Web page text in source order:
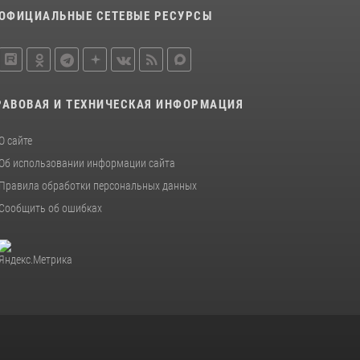
Росгвардеец спас тонущую женщину в
30 июля 2026, 05:19
для юных пермяков
СЕТЕВЫЕ РЕСУРСЫ
И ТЕХНИЧЕСКАЯ ИНФОРМАЦИЯ
О сайте
Об использовании информации сайта
Правила обработки персональных данных
Сообщить об ошибках